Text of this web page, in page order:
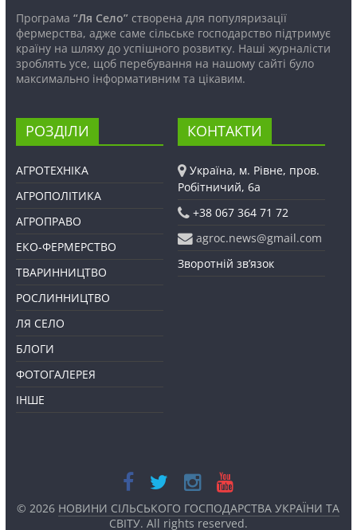
Програма “Ля Село”створена для популяризації
фермерства, адже саме сільське господарство підтримує
країну на шляху до успішного розвитку. Наші журналісти
зроблять усе, щоб перебування на нашому сайті було
максимально інформативним та цікавим.
РОЗДІЛИ
АГРОТЕХНІКА
АГРОПОЛІТИКА
АГРОПРАВО
ЕКО-ФЕРМЕРСТВО
ТВАРИННИЦТВО
РОСЛИННИЦТВО
ЛЯ СЕЛО
БЛОГИ
ФОТОГАЛЕРЕЯ
ІНШЕ
КОНТАКТИ
Україна, м. Рівне, пров.
Робітничий, 6а
+38 067 364 71 72
agroc.news@gmail.com
Зворотній зв’язок
© 2026 НОВИНИ СІЛЬСЬКОГО ГОСПОДАРСТВА УКРАЇНИ ТА
СВІТУ. All rights reserved.